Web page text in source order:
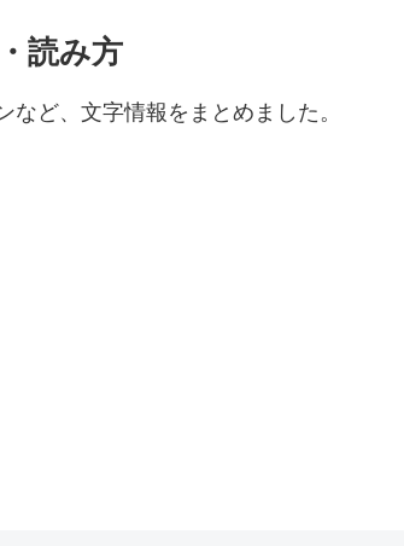
読み方
ど、文字情報をまとめました。